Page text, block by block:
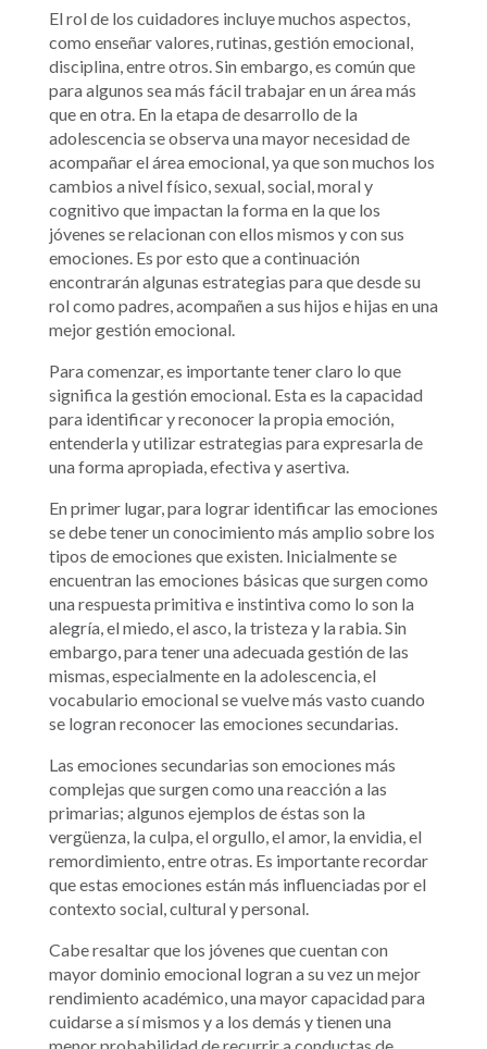
El rol de los cuidadores incluye muchos aspectos,
como enseñar valores, rutinas, gestión emocional,
disciplina, entre otros. Sin embargo, es común que
para algunos sea más fácil trabajar en un área más
que en otra. En la etapa de desarrollo de la
adolescencia se observa una mayor necesidad de
acompañar el área emocional, ya que son muchos los
cambios a nivel físico, sexual, social, moral y
cognitivo que impactan la forma en la que los
jóvenes se relacionan con ellos mismos y con sus
emociones. Es por esto que a continuación
encontrarán algunas estrategias para que desde su
rol como padres, acompañen a sus hijos e hijas en una
mejor gestión emocional.
Para comenzar, es importante tener claro lo que
significa la gestión emocional. Esta es la capacidad
para identificar y reconocer la propia emoción,
entenderla y utilizar estrategias para expresarla de
una forma apropiada, efectiva y asertiva.
En primer lugar, para lograr identificar las emociones
se debe tener un conocimiento más amplio sobre los
tipos de emociones que existen. Inicialmente se
encuentran las emociones básicas que surgen como
una respuesta primitiva e instintiva como lo son la
alegría, el miedo, el asco, la tristeza y la rabia. Sin
embargo, para tener una adecuada gestión de las
mismas, especialmente en la adolescencia, el
vocabulario emocional se vuelve más vasto cuando
se logran reconocer las emociones secundarias.
Las emociones secundarias son emociones más
complejas que surgen como una reacción a las
primarias; algunos ejemplos de éstas son la
vergüenza, la culpa, el orgullo, el amor, la envidia, el
remordimiento, entre otras. Es importante recordar
que estas emociones están más influenciadas por el
contexto social, cultural y personal.
Cabe resaltar que los jóvenes que cuentan con
mayor dominio emocional logran a su vez un mejor
rendimiento académico, una mayor capacidad para
cuidarse a sí mismos y a los demás y tienen una